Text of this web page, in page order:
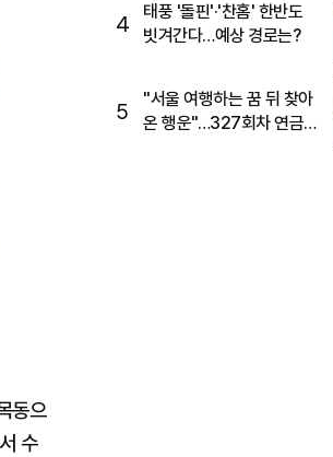
동으
수
4
태풍 '돌핀'·'찬홈' 한반도
빗겨간다…예상 경로는?
5
"서울 여행하는 꿈 뒤 찾아
온 행운"…327회차 연금